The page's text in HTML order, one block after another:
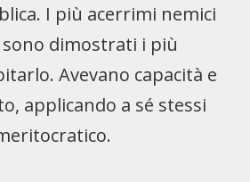
I più acerrimi nemici
sono dimostrati i più
Avevano capacità e
applicando a sé stessi